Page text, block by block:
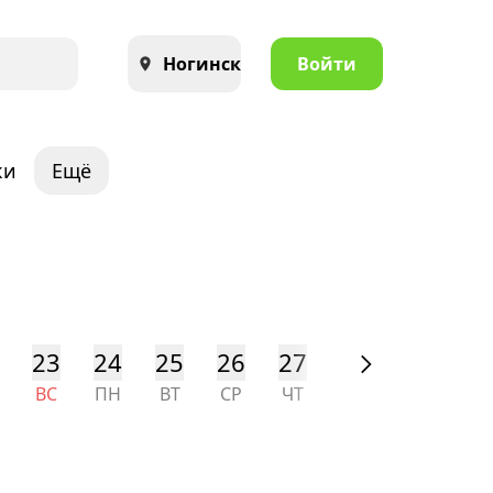
Ногинск Войти
Ещё
23
ВС
24
ПН
25
ВТ
26
СР
27
ЧТ
28